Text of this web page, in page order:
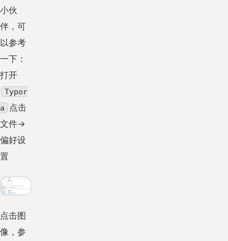
小伙
伴，可
以参考
一下：
打开
Typor
a
点击
文件→
偏好设
置
点击图
像，参